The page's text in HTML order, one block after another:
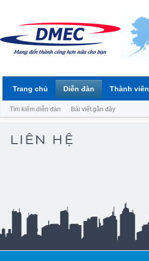
Trang chủ Diễn đàn
Tìm kiếm diễn đàn Bài viết gần đây
Thành viên